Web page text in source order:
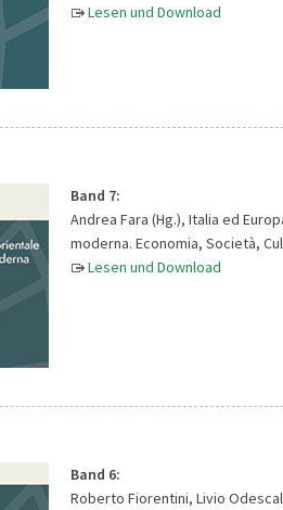
Lesen und Download
Band 7:
Andrea Fara (Hg.), Italia ed
moderna. Economia, Società,
Lesen und Download
Band 6:
Roberto Fiorentini, Livio